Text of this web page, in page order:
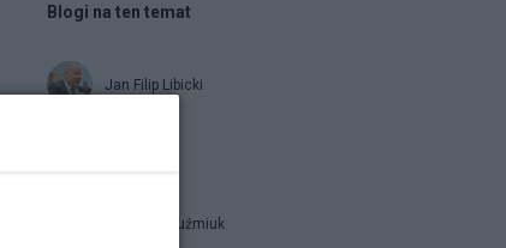
Blogi na ten temat
Jan Filip Libicki
Zbigniew Kuźmiuk